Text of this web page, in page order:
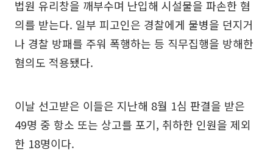
법원 유리창을 깨부수며 난입해 시설물을 파손한 혐
의를 받는다. 일부 피고인은 경찰에게 물병을 던지거
나 경찰 방패를 주워 폭행하는 등 직무집행을 방해한
혐의도 적용됐다.
이날 선고받은 이들은 지난해 8월 1심 판결을 받은
49명 중 항소 또는 상고를 포기, 취하한 인원을 제외
한 18명이다.